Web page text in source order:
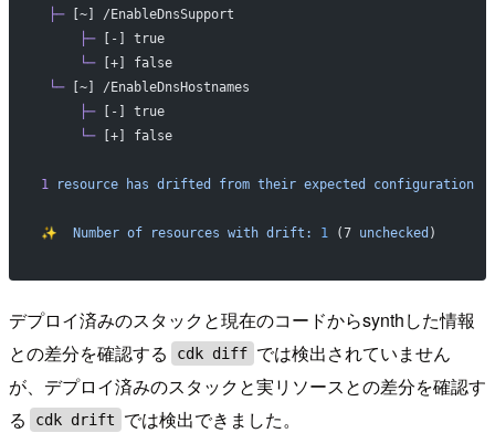
├─ [~] /EnableDnsSupport
     ├─
[-] true
     └─
[+] false
└─ [~] /EnableDnsHostnames
     ├─
[-] true
     └─
[+] false
1 resource has drifted from their expected configuration
✨
  Number
of resources with drift: 1 (7 unchecked )
デプロイ済みのスタックと現在のコードからsynthした情報
との差分を確認する
cdk diff では検出されていません
が、デプロイ済みのスタックと実リソースとの差分を確認す
る
cdk drift では検出できました。